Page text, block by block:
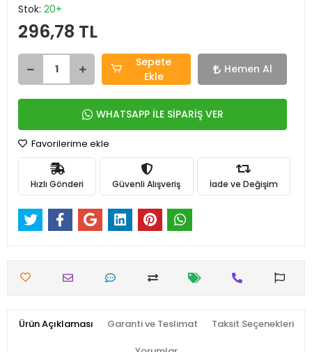
Stok: 20+
296,78 TL
Sepete
Ekle
Hemen Al
WHATSAPP İLE SİPARİŞ VER
Favorilerime ekle
Hızlı Gönderi Güvenli Alışveriş İade ve Değişim
Ürün Açıklaması Garanti ve Teslimat Taksit Seçenekleri